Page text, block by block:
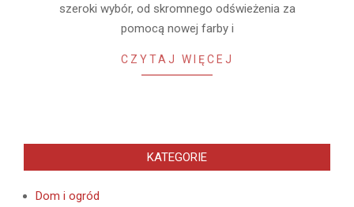
szeroki wybór, od skromnego odświeżenia za
pomocą nowej farby i
CZYTAJ WIĘCEJ
KATEGORIE
Dom i ogród